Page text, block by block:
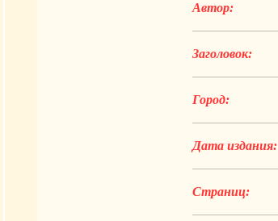
Автор:
Заголовок:
Город:
Дата издания:
Страниц: